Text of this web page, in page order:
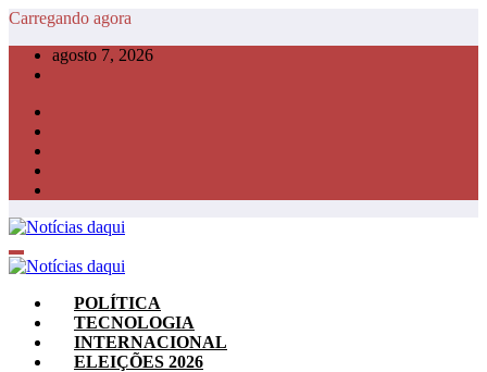
Pular
conteúdo
Carregando agora
agosto 7, 2026
POLÍTICA
TECNOLOGIA
INTERNACIONAL
ELEIÇÕES 2026